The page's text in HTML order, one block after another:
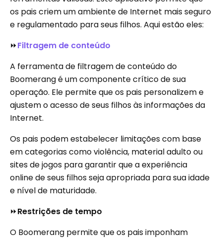
os pais criem um ambiente de Internet mais seguro
e regulamentado para seus filhos. Aqui estão eles:
⏩Filtragem de conteúdo
A ferramenta de filtragem de conteúdo do
Boomerang é um componente crítico de sua
operação. Ele permite que os pais personalizem e
ajustem o acesso de seus filhos às informações da
Internet.
Os pais podem estabelecer limitações com base
em categorias como violência, material adulto ou
sites de jogos para garantir que a experiência
online de seus filhos seja apropriada para sua idade
e nível de maturidade.
⏩Restrições de tempo
O Boomerang permite que os pais imponham